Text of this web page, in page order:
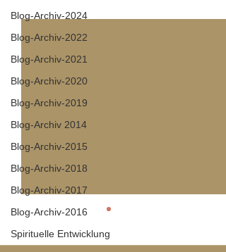
Blog-Archiv-2024
Blog-Archiv-2022
Blog-Archiv-2021
Blog-Archiv-2020
Blog-Archiv-2019
Blog-Archiv 2014
Blog-Archiv-2015
Blog-Archiv-2018
Blog-Archiv-2017
Blog-Archiv-2016
Spirituelle Entwicklung
Aktuelle Beiträge